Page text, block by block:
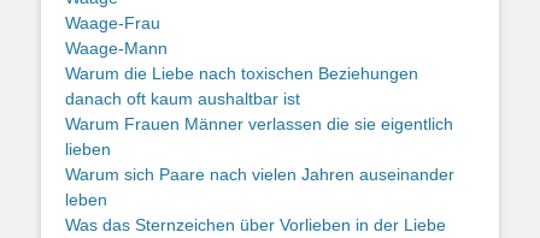
Waage-Frau
Waage-Mann
Warum die Liebe nach toxischen Beziehungen
danach oft kaum aushaltbar ist
Warum Frauen Männer verlassen die sie eigentlich
lieben
Warum sich Paare nach vielen Jahren auseinander
leben
Was das Sternzeichen über Vorlieben in der Liebe